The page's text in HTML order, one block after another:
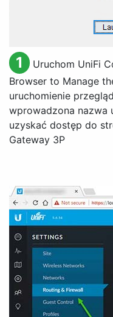
1 Uruchom UniFi
Browser to Manage
uruchomienie
wprowadzona nazwa
uzyskać dostęp do
Gateway 3P